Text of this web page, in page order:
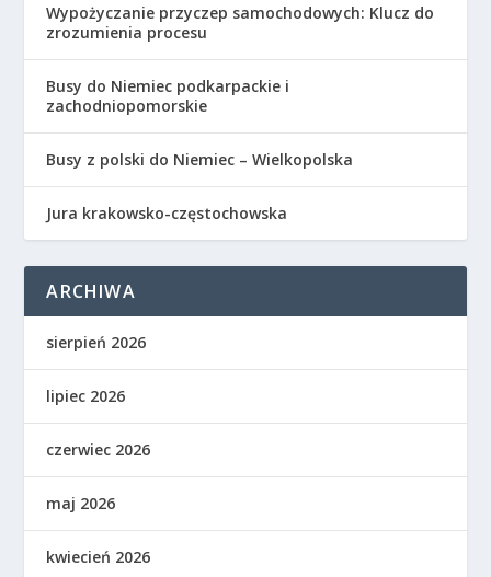
Wypożyczanie przyczep samochodowych: Klucz do
zrozumienia procesu
Busy do Niemiec podkarpackie i
zachodniopomorskie
Busy z polski do Niemiec – Wielkopolska
Jura krakowsko-częstochowska
ARCHIWA
sierpień 2026
lipiec 2026
czerwiec 2026
maj 2026
kwiecień 2026